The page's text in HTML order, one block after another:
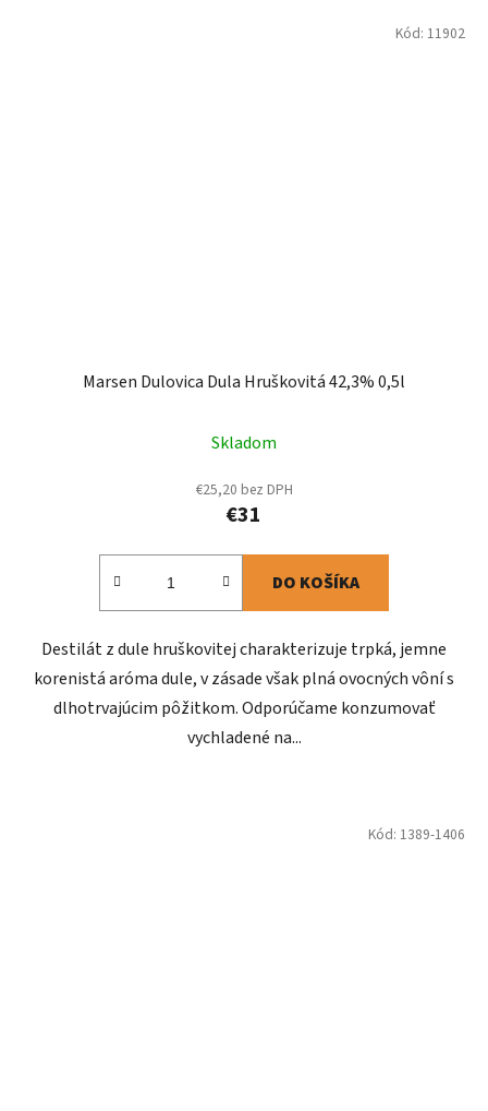
Marsen Dulovica Dula Hruškovitá 42,3% 0,5l
Skladom
€25,20 bez DPH
€31
DO KOŠÍKA
Destilát z dule hruškovitej charakterizuje trpká, jemne
korenistá aróma dule, v zásade však plná ovocných vôní s
dlhotrvajúcim pôžitkom. Odporúčame konzumovať
vychladené na...
Kód: 11902
Kód: 1389-1406